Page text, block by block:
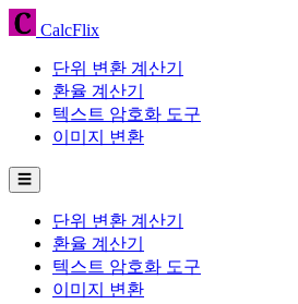
CalcFlix
단위 변환 계산기
환율 계산기
텍스트 암호화 도구
이미지 변환
☰
단위 변환 계산기
환율 계산기
텍스트 암호화 도구
이미지 변환